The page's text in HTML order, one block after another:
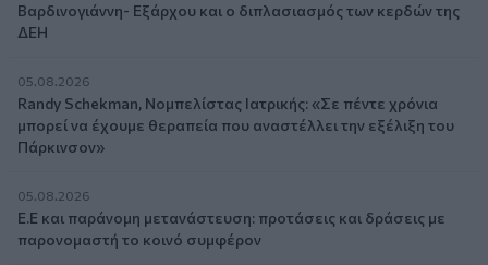
Βαρδινογιάννη- Εξάρχου και ο διπλασιασμός των κερδών της
ΔΕΗ
05.08.2026
Randy Schekman, Νομπελίστας Ιατρικής: «Σε πέντε χρόνια
μπορεί να έχουμε θεραπεία που αναστέλλει την εξέλιξη του
Πάρκινσον»
05.08.2026
Ε.Ε και παράνομη μετανάστευση: προτάσεις και δράσεις με
παρονομαστή το κοινό συμφέρον